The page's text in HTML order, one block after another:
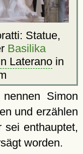
Statue,
Basilika
Laterano in
nennen Simon
und erzählen
sei enthauptet,
worden.